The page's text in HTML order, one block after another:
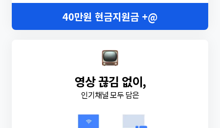
40만원 현금지원금 +@
영상 끊김 없이,
인기채널 모두 담은